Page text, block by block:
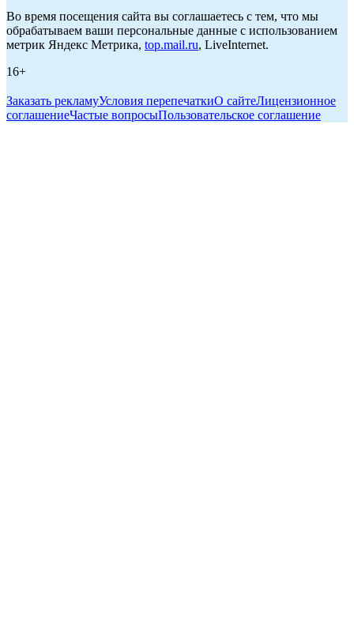
Во время посещения сайта вы соглашаетесь с тем, что мы
обрабатываем ваши персональные данные с использованием
метрик Яндекс Метрика, top.mail.ru, LiveInternet.
16+
Заказать рекламуУсловия перепечаткиО сайтеЛицензионное
соглашениеЧастые вопросыПользовательское соглашение